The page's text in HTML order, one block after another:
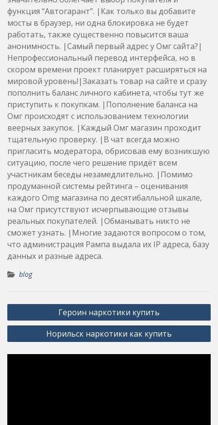
функция “Автогарант”. |Как только вы добавите
мосты в браузер, ни одна блокировка не будет
работать, также существенно повысится ваша
анонимность. |Самый первый адрес у Омг сайта?|
Непрофессиональный перевод интерфейса, но в
скором времени проект планирует расширяться на
мировой уровень!|Заказать товар на сайте и сразу
пополнить баланс личного кабинета, чтобы тут же
приступить к покупкам. |Пополнение баланса на
Омг происходят с использованием технологии
веерных закупок. |Каждый Омг магазин проходит
тщательную проверку. |В чат всегда можно
пригласить модератора, обрисовав ему возникшую
ситуацию, после чего решение придёт всем
участникам беседы незамедлительно. |Помимо
продуманной системы рейтинга – оценивания
каждого Omg магазина по десятибалльной шкале,
на Омг присутствуют исчерпывающие отзывы
реальных покупателей. |Обманывать никто не
сможет узнать. |Многие задаются вопросом о том,
что администрация Рампа выдала их IP адреса, базу
данных и разные адреса.
blog
Post
navigation
Героин наркотики купить
Норильск наркотики как купить